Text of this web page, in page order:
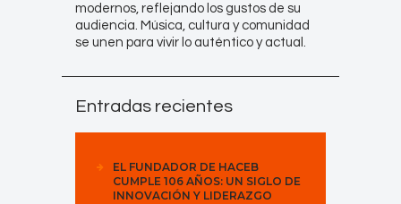
modernos, reflejando los gustos de su
audiencia. Música, cultura y comunidad
se unen para vivir lo auténtico y actual.
Entradas recientes
EL FUNDADOR DE HACEB
CUMPLE 106 AÑOS: UN SIGLO DE
INNOVACIÓN Y LIDERAZGO